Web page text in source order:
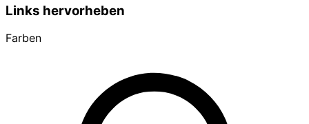
Links hervorheben
Farben